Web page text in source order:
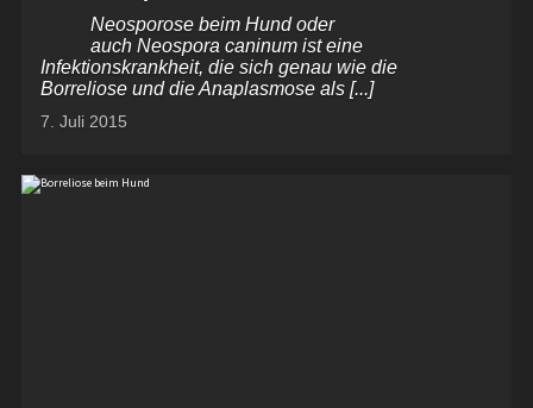
Neosporose beim Hund oder
auch Neospora caninum ist eine
Infektionskrankheit, die sich genau wie die
Borreliose und die Anaplasmose als [...]
7. Juli 2015